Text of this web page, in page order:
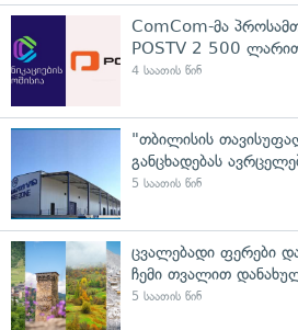
ComCom-მა
POSTV 2 500
4 საათის წინ
"თბილისის
განცხადებას
5 საათის წინ
ცვალებადი ფერები
ჩემი თვალით
5 საათის წინ